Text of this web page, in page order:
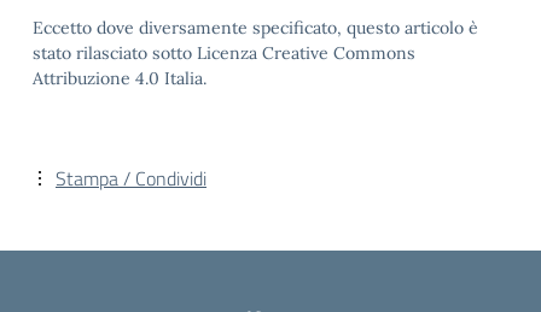
Eccetto dove diversamente specificato, questo articolo è
stato rilasciato sotto Licenza Creative Commons
Attribuzione 4.0 Italia.
Stampa / Condividi